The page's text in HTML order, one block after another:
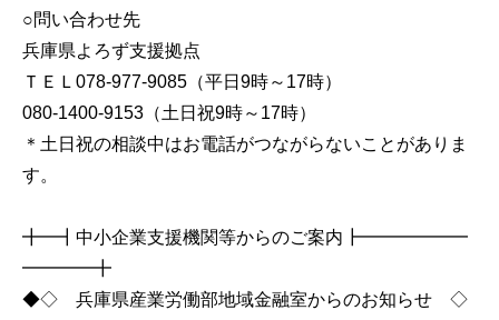
○問い合わせ先
兵庫県よろず支援拠点
ＴＥＬ078‐977-9085（平日9時～17時）
080-1400-9153（土日祝9時～17時）
＊土日祝の相談中はお電話がつながらないことがありま
す。
╋━┫中小企業支援機関等からのご案内┣━━━━━━
━━━━╋
◆◇ 兵庫県産業労働部地域金融室からのお知らせ ◇